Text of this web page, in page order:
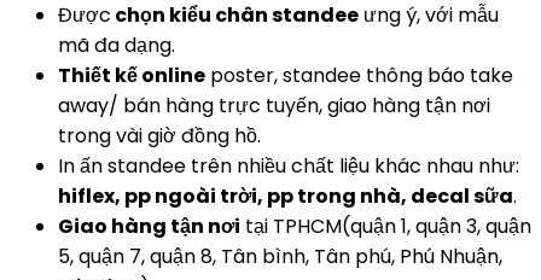
Được chọn kiểu chân standee ưng ý, với mẫu
mã đa dạng.
Thiết kế online poster, standee thông báo take
away/ bán hàng trực tuyến, giao hàng tận nơi
trong vài giờ đồng hồ.
In ấn standee trên nhiều chất liệu khác nhau như:
hiflex, pp ngoài trời, pp trong nhà, decal sữa.
Giao hàng tận nơi tại TPHCM(quận 1, quận 3, quận
5, quận 7, quận 8, Tân bình, Tân phú, Phú Nhuận,